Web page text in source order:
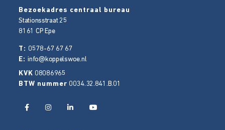
Bezoekadres centraal bureau
Stationsstraat 25
8161 CP Epe
T: 0578-67 67 67
E:info@koppelswoe.nl
KVK 08086965
BTW nummer 0034.32.841.B.01